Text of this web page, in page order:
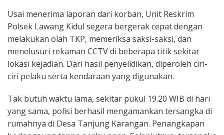
Usai menerima laporan dari korban, Unit Reskrim
Polsek Lawang Kidul segera bergerak cepat dengan
melakukan olah TKP, memeriksa saksi-saksi, dan
menelusuri rekaman CCTV di beberapa titik sekitar
lokasi kejadian. Dari hasil penyelidikan, diperoleh ciri-
ciri pelaku serta kendaraan yang digunakan.
Tak butuh waktu lama, sekitar pukul 19.20 WIB di hari
yang sama, polisi berhasil mengamankan tersangka di
rumahnya di Desa Tanjung Karangan. Penangkapan